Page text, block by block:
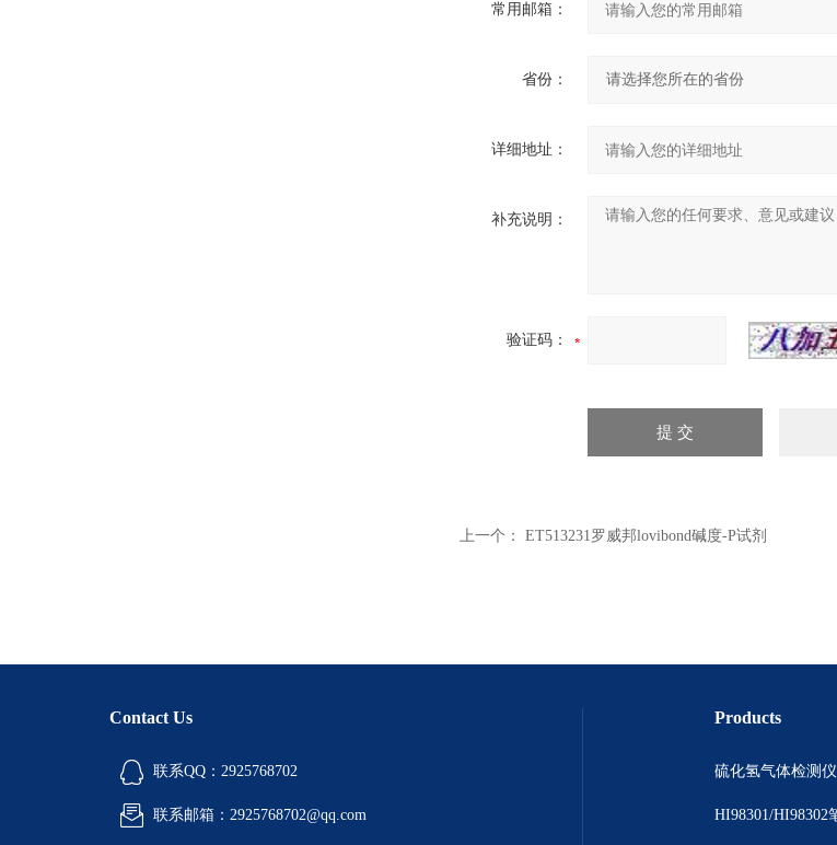
常用邮箱：
省份：
详细地址：
补充说明：
验证码：
上一个： ET513231罗威邦lovibond碱度-P试剂
Contact Us
联系QQ：2925768702
联系邮箱：2925768702@qq.com
Products
硫化氢气体检测仪